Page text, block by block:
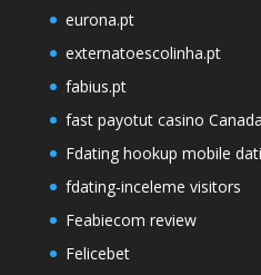
eurona.pt
externatoescolinha.pt
fabius.pt
fast payotut casino Canada
Fdating hookup mobile
fdating-inceleme visitors
Feabiecom review
Felicebet